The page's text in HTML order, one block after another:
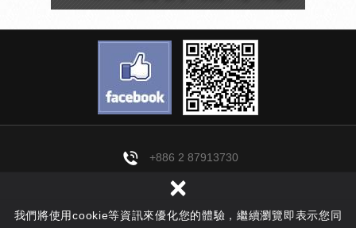
我們將使用cookie等資訊來優化您的體驗，繼續瀏覽即表示您同
×
+886 2 87913730
decor.light@yahoo.com.tw
114019 台北市內湖區成功路四段61巷25弄1號